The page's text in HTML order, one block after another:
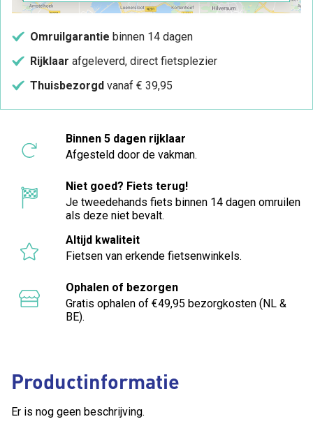
Productinformatie
Er is nog geen beschrijving.
Omruilgarantie binnen 14 dagen
Rijklaar afgeleverd, direct fietsplezier
Thuisbezorgd vanaf € 39,95
Binnen 5 dagen rijklaar
Afgesteld door de vakman.
Niet goed? Fiets terug!
Je tweedehands fiets binnen 14 dagen omruilen
als deze niet bevalt.
Altijd kwaliteit
Fietsen van erkende fietsenwinkels.
Ophalen of bezorgen
Gratis ophalen of €49,95 bezorgkosten (NL &
BE).